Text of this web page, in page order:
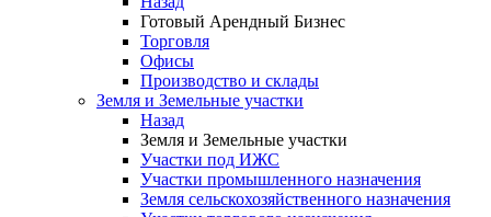
Готовый Арендный Бизнес
Торговля
Офисы
Производство и склады
Земля и Земельные участки
Назад
Земля и Земельные участки
Участки под ИЖС
Участки промышленного назначения
Земля сельскохозяйственного назначения